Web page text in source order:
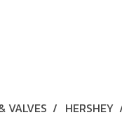
VALVES HERSHEY